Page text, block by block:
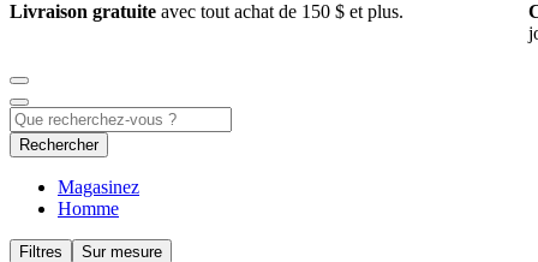
Livraison gratuite avec tout achat de 150 $ et plus.
Rechercher
Magasinez
Homme
Filtres Sur mesure